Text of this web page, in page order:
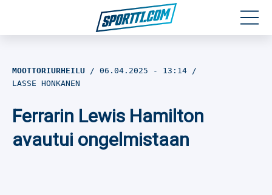
Jalkapallo
MOOTTORIURHEILU 06.04.2025 - 13:14
LASSE HONKANEN
Ferrarin Lewis Hamilton
avautui ongelmistaan